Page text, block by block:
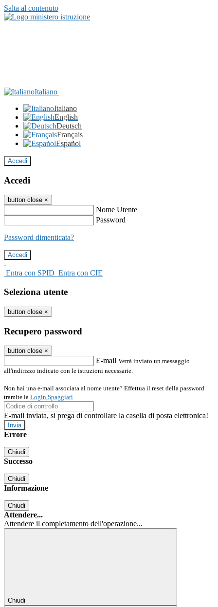
Salta al contenuto
Italiano
Italiano
English
Deutsch
Français
Español
Accedi
Accedi
button close ×
Nome Utente
Password
Password dimenticata?
-
Entra con SPID Entra con CIE
Seleziona utente
button close ×
Recupero password
button close ×
E-mail Verrà inviato un messaggio
all'indirizzo indicato con le istruzioni necessarie.
Non hai una e-mail associata al nome utente? Effettua il reset della password
tramite la Login Spaggiari
E-mail inviata, si prega di controllare la casella di posta elettronica!
Errore
Chiudi
Successo
Chiudi
Informazione
Chiudi
Attendere...
Attendere il completamento dell'operazione...
Chiudi